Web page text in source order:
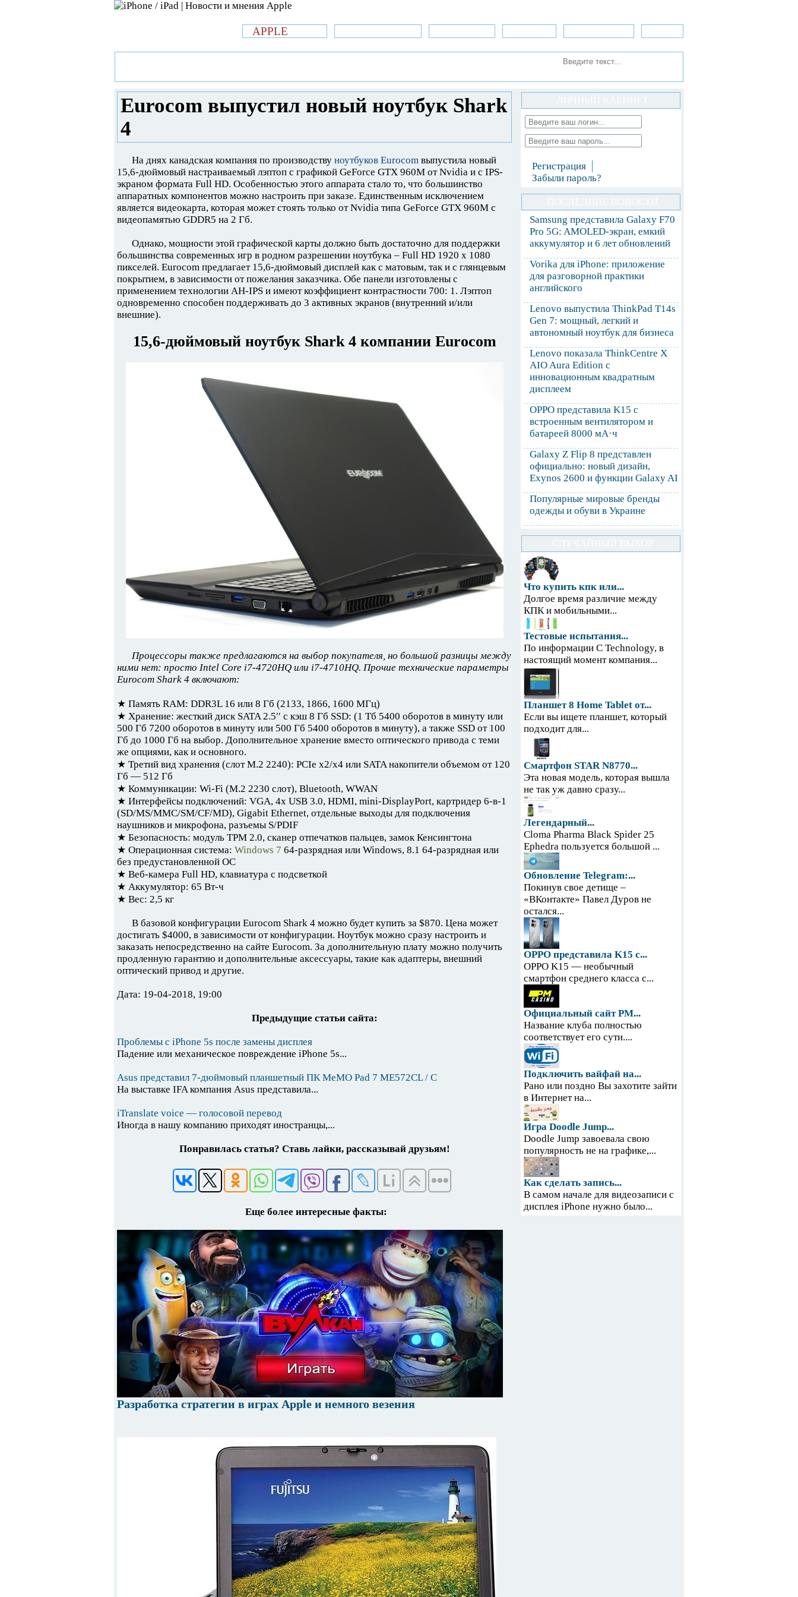
APPLE
Eurocom выпустил новый ноутбук Shark
4
На днях канадская компания по производству ноутбуков Eurocom выпустила новый
15,6-дюймовый настраиваемый лэптоп с графикой GeForce GTX 960M от Nvidia и с IPS-
экраном формата Full HD. Особенностью этого аппарата стало то, что большинство
аппаратных компонентов можно настроить при заказе. Единственным исключением
является видеокарта, которая может стоять только от Nvidia типа GeForce GTX 960M с
видеопамятью GDDR5 на 2 Гб.
Однако, мощности этой графической карты должно быть достаточно для поддержки
большинства современных игр в родном разрешении ноутбука – Full HD 1920 x 1080
пикселей. Eurocom предлагает 15,6-дюймовый дисплей как с матовым, так и с глянцевым
покрытием, в зависимости от пожелания заказчика. Обе панели изготовлены с
применением технологии AH-IPS и имеют коэффициент контрастности 700: 1. Лэптоп
одновременно способен поддерживать до 3 активных экранов (внутренний и/или
внешние).
15,6-дюймовый ноутбук Shark 4 компании Eurocom
Процессоры также предлагаются на выбор покупателя, но большой разницы между
ними нет: просто Intel Core i7-4720HQ или i7-4710HQ. Прочие технические параметры
Eurocom Shark 4 включают:
★ Память RAM: DDR3L 16 или 8 Гб (2133, 1866, 1600 МГц)
★ Хранение: жесткий диск SATA 2.5′′ с кэш 8 Гб SSD: (1 Тб 5400 оборотов в минуту или
500 Гб 7200 оборотов в минуту или 500 Гб 5400 оборотов в минуту), а также SSD от 100
Гб до 1000 Гб на выбор. Дополнительное хранение вместо оптического привода с теми
же опциями, как и основного.
★ Третий вид хранения (слот M.2 2240): PCIe x2/x4 или SATA накопители объемом от 120
Гб — 512 Гб
★ Коммуникации: Wi-Fi (M.2 2230 слот), Bluetooth, WWAN
★ Интерфейсы подключений: VGA, 4x USB 3.0, HDMI, mini-DisplayPort, картридер 6-в-1
(SD/MS/MMC/SM/CF/MD), Gigabit Ethernet, отдельные выходы для подключения
наушников и микрофона, разъемы S/PDIF
★ Безопасность: модуль TPM 2.0, сканер отпечатков пальцев, замок Кенсингтона
★ Операционная система: Windows 7 64-разрядная или Windows, 8.1 64-разрядная или
без предустановленной ОС
★ Веб-камера Full HD, клавиатура с подсветкой
★ Аккумулятор: 65 Вт-ч
★ Вес: 2,5 кг
В базовой конфигурации Eurocom Shark 4 можно будет купить за $870. Цена может
достигать $4000, в зависимости от конфигурации. Ноутбук можно сразу настроить и
заказать непосредственно на сайте Eurocom. За дополнительную плату можно получить
продленную гарантию и дополнительные аксессуары, такие как адаптеры, внешний
оптический привод и другие.
Дата: 19-04-2018, 19:00
Предыдущие статьи сайта:
Проблемы с iPhone 5s после замены дисплея
Падение или механическое повреждение iPhone 5s...
Asus представил 7-дюймовый планшетный ПК MeMO Pad 7 ME572CL / C
На выставке IFA компания Asus представила...
iTranslate voice — голосовой перевод
Иногда в нашу компанию приходят иностранцы,...
Понравилась статья? Ставь лайки, рассказывай друзьям!
Еще более интересные факты:
Разработка стратегии в играх Apple и немного везения
Регистрация
Забыли пароль?
Samsung представила Galaxy F70
Pro 5G: AMOLED-экран, емкий
аккумулятор и 6 лет обновлений
Vorika для iPhone: приложение
для разговорной практики
английского
Lenovo выпустила ThinkPad T14s
Gen 7: мощный, легкий и
автономный ноутбук для бизнеса
Lenovo показала ThinkCentre X
AIO Aura Edition с
инновационным квадратным
дисплеем
OPPO представила K15 с
встроенным вентилятором и
батареей 8000 мА·ч
Galaxy Z Flip 8 представлен
официально: новый дизайн,
Exynos 2600 и функции Galaxy AI
Популярные мировые бренды
одежды и обуви в Украине
Что купить кпк или...
Долгое время различие между
КПК и мобильными...
Тестовые испытания...
По информации С Technology, в
настоящий момент компания...
Планшет 8 Home Tablet от...
Если вы ищете планшет, который
подходит для...
Смартфон STAR N8770...
Эта новая модель, которая вышла
не так уж давно сразу...
Легендарный...
Cloma Pharma Black Spider 25
Ephedra пользуется большой ...
Обновление Telegram:...
Покинув свое детище –
«ВКонтакте» Павел Дуров не
остался...
OPPO представила K15 с...
OPPO K15 — необычный
смартфон среднего класса с...
Официальный сайт PM...
Название клуба полностью
соответствует его сути....
Подключить вайфай на...
Рано или поздно Вы захотите зайти
в Интернет на...
Игра Doodle Jump...
Doodle Jump завоевала свою
популярность не на графике,...
Как сделать запись...
В самом начале для видеозаписи с
дисплея iPhone нужно было...